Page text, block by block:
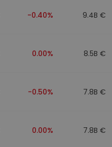
-0.40% 9.4B €
0.00% 8.5B €
-0.50% 7.8B €
0.00% 7.8B €